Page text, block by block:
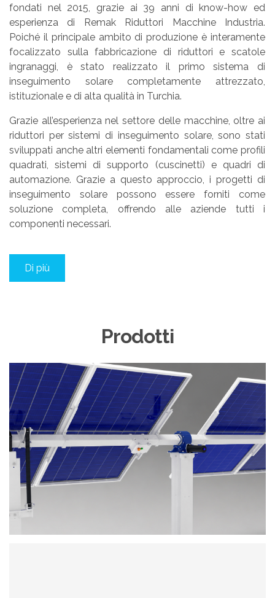
fondati nel 2015, grazie ai 39 anni di know-how ed
esperienza di Remak Riduttori Macchine Industria.
Poiché il principale ambito di produzione è interamente
focalizzato sulla fabbricazione di riduttori e scatole
ingranaggi, è stato realizzato il primo sistema di
inseguimento solare completamente attrezzato,
istituzionale e di alta qualità in Turchia.
Grazie all’esperienza nel settore delle macchine, oltre ai
riduttori per sistemi di inseguimento solare, sono stati
sviluppati anche altri elementi fondamentali come profili
quadrati, sistemi di supporto (cuscinetti) e quadri di
automazione. Grazie a questo approccio, i progetti di
inseguimento solare possono essere forniti come
soluzione completa, offrendo alle aziende tutti i
componenti necessari.
Di più
Prodotti